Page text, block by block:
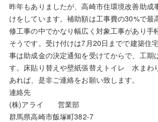
昨年もありましたが、高崎市住環境改善助成
けをしています。補助額は工事費の30%で最
修工事の中でかなり幅広く対象工事があり手
そうです。受け付けは7月20日までで建築住
事は助成金の決定通知を受けてからで、工期
す。床貼り替えや壁紙張替えトイレ 水まわ
あれば、是非ご連絡をお願い致します。
連絡先
(株)アライ 営業部
群馬県高崎市飯塚町382-7